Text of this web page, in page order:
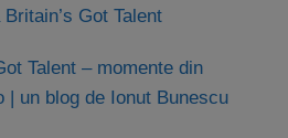
Got Talent
Talent – momente din
| un blog de Ionut Bunescu